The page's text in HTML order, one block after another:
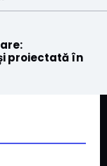
proiectată în